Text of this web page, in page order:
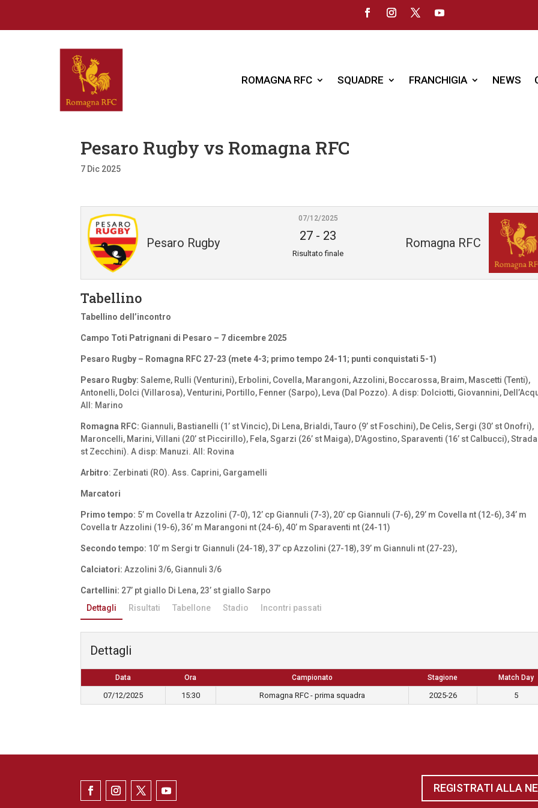
ROMAGNA RFC SQUADRE FRANCHIGIA NEWS
Pesaro Rugby vs Romagna RFC
7 Dic 2025
Pesaro Rugby Romagna RFC
07/12/2025
27 - 23
Risultato finale
Tabellino
Tabellino dell’incontro
Campo Toti Patrignani di Pesaro – 7 dicembre 2025
Pesaro Rugby – Romagna RFC 27-23 (mete 4-3; primo tempo 24-11; punti conquistati 5-1)
Pesaro Rugby: Saleme, Rulli (Venturini), Erbolini, Covella, Marangoni, Azzolini, Boccarossa, Braim, Mascetti (Tenti),
Antonelli, Dolci (Villarosa), Venturini, Portillo, Fenner (Sarpo), Leva (Dal Pozzo). A disp: Dolciotti, Giovannini,
All: Marino
Romagna RFC: Giannuli, Bastianelli (1’ st Vincic), Di Lena, Brialdi, Tauro (9’ st Foschini), De Celis, Sergi (30’ st Onofri),
Maroncelli, Marini, Villani (20’ st Piccirillo), Fela, Sgarzi (26’ st Maiga), D’Agostino, Sparaventi (16’ st Calbucci), Strada
st Zecchini). A disp: Manuzi. All: Rovina
Arbitro: Zerbinati (RO). Ass. Caprini, Gargamelli
Marcatori
Primo tempo: 5’ m Covella tr Azzolini (7-0), 12’ cp Giannuli (7-3), 20’ cp Giannuli (7-6), 29’ m Covella nt (12-6), 34’ m
Covella tr Azzolini (19-6), 36’ m Marangoni nt (24-6), 40’ m Sparaventi nt (24-11)
Secondo tempo: 10’ m Sergi tr Giannuli (24-18), 37’ cp Azzolini (27-18), 39’ m Giannuli nt (27-23),
Calciatori: Azzolini 3/6, Giannuli 3/6
Cartellini: 27’ pt giallo Di Lena, 23’ st giallo Sarpo
Dettagli
Risultati Tabellone Stadio Incontri passati
Dettagli
Data Ora Campionato Stagione Match Day
07/12/2025 15:30 Romagna RFC - prima squadra 2025-26 5
REGISTRATI ALLA